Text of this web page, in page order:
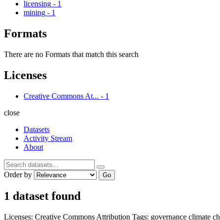
licensing - 1
mining - 1
Formats
There are no Formats that match this search
Licenses
Creative Commons At... - 1
close
Datasets
Activity Stream
About
Order by Go
1 dataset found
Licenses: Creative Commons Attribution Tags: governance climate